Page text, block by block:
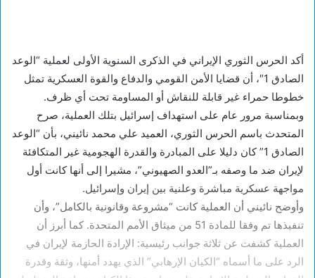
أكد الحرس الثوري الإيراني في الذكرى السنوية الأولى لعملية “الوعد
الصادق 1″، أن قضايا الأمن القومي والدفاع والقوة العسكرية تمثل
خطوطا حمراء غير قابلة للنقاش أو المساومة تحت أي ظرف.
وبمناسبة مرور عام على استهداف إسرائيل بتلك العملية، صرح
المتحدث باسم الحرس الثوري، العميد علي محمد نائيني، بأن “الوعد
الصادق 1” كان دليلا على المبادرة والقدرة الهجومية غير المتكافئة
لإيران ضد ما وصفه بـ”العدو الصهيوني”، مشيرا إلى أنها كانت أول
مواجهة عسكرية مباشرة وعلنية بين إيران وإسرائيل.
وأوضح نائيني أن العملية كانت “مشروعة وقانونية بالكامل”، وأن
تنفيذها تم وفقا للمادة 51 من ميثاق الأمم المتحدة. كما أبرز أن
العملية كشفت عن ثلاثة جوانب رئيسية: الإرادة الحازمة لإيران في
الرد على ما أسماه “الكيان الإرهابي” الذي يهدد أمنها، وثقة وقدرة